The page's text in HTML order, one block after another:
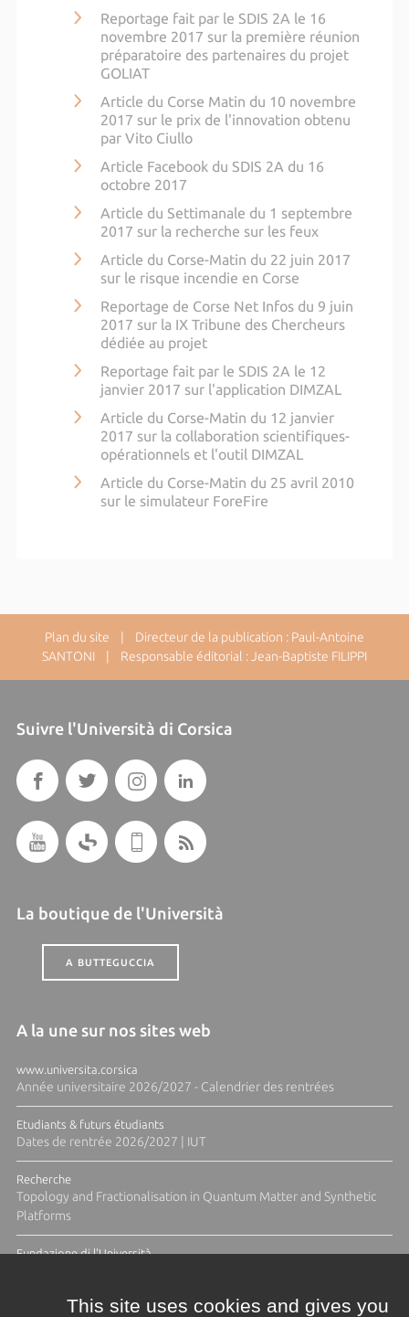
Reportage fait par le SDIS 2A le 16
novembre 2017 sur la première réunion
préparatoire des partenaires du projet
GOLIAT
Article du Corse Matin du 10 novembre
2017 sur le prix de l'innovation obtenu
par Vito Ciullo
Article Facebook du SDIS 2A du 16
octobre 2017
Article du Settimanale du 1 septembre
2017 sur la recherche sur les feux
Article du Corse-Matin du 22 juin 2017
sur le risque incendie en Corse
Reportage de Corse Net Infos du 9 juin
2017 sur la IX Tribune des Chercheurs
dédiée au projet
Reportage fait par le SDIS 2A le 12
janvier 2017 sur l'application DIMZAL
Article du Corse-Matin du 12 janvier
2017 sur la collaboration scientifiques-
opérationnels et l'outil DIMZAL
Article du Corse-Matin du 25 avril 2010
sur le simulateur ForeFire
Plan du site | Directeur de la publication : Paul-Antoine
SANTONI | Responsable éditorial : Jean-Baptiste FILIPPI
Suivre l'Università di Corsica
La boutique de l'Università
A BUTTEGUCCIA
A la une sur nos sites web
www.universita.corsica
Année universitaire 2026/2027 - Calendrier des rentrées
Etudiants & futurs étudiants
Dates de rentrée 2026/2027 | IUT
Recherche
Topology and Fractionalisation in Quantum Matter and Synthetic
Platforms
Fundazione di l'Università
This site uses cookies and gives you